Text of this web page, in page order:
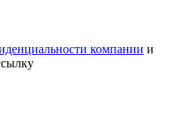
компании и